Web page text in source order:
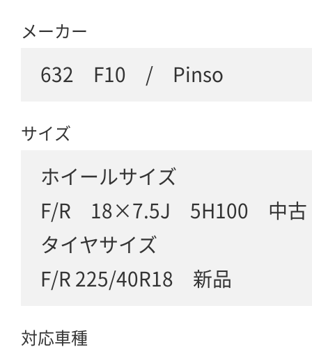
メーカー
632 F10 / Pinso
サイズ
ホイールサイズ
F/R 18×7.5J 5H100 中古
タイヤサイズ
F/R 225/40R18 新品
対応車種